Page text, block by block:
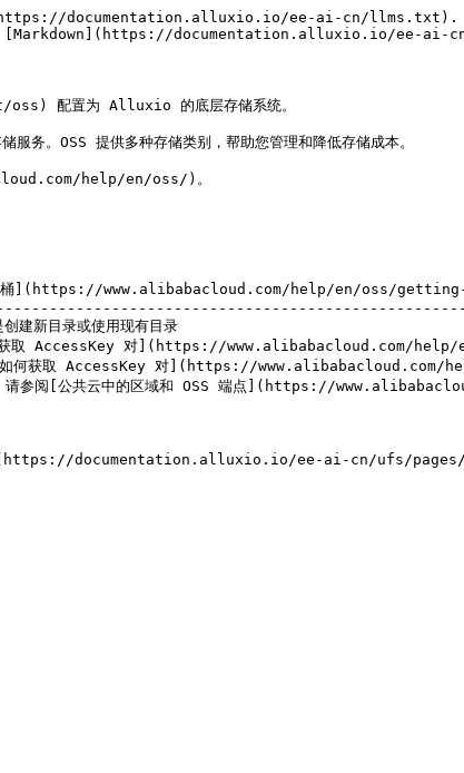
documentation.alluxio.io/ee-ai-cn/llms.txt).
documentation.alluxio.io/ee-ai-
配置为 Alluxio 的底层存储系统。
务。OSS 提供多种存储类别，帮助您管理和降低存储成本。
help/en/oss/)。
桶](https://www.alibabacloud.com/help/en/oss/
目录，可以是创建新目录或使用现有目录
[如何获取 AccessKey 对](https://
请参阅[如何获取 AccessKey 对](https://
。请参阅[公共云中的区域和 OSS 端点](https://
](https://documentation.alluxio.io/ee-ai-cn/ufs/pages/